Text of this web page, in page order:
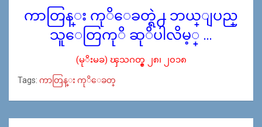
ကာတြန္း ကုိေခတ္ရဲ႕ ဘယ္ျပည္
သူေတြကုိ ဆုိပါလိမ့္ …
(မုိးမခ) ၾသဂတ္စ္ ၂၈၊ ၂၀၁၈
Tags: ကာတြန္း ကုိေခတ္